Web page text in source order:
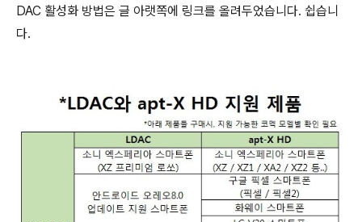
DAC 활성화 방법은 글 아랫쪽에 링크를 올려두었습니다. 쉽습니
다.